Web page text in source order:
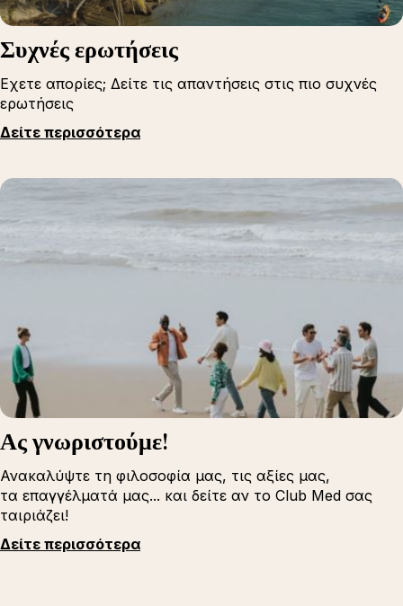
Συχνές ερωτήσεις
Εχετε απορίες; Δείτε τις απαντήσεις στις πιο συχνές
ερωτήσεις
Δείτε περισσότερα
Ας γνωριστούμε!
Ανακαλύψτε τη φιλοσοφία μας, τις αξίες μας,
τα επαγγέλματά μας... και δείτε αν το Club Med σας
ταιριάζει!
Δείτε περισσότερα